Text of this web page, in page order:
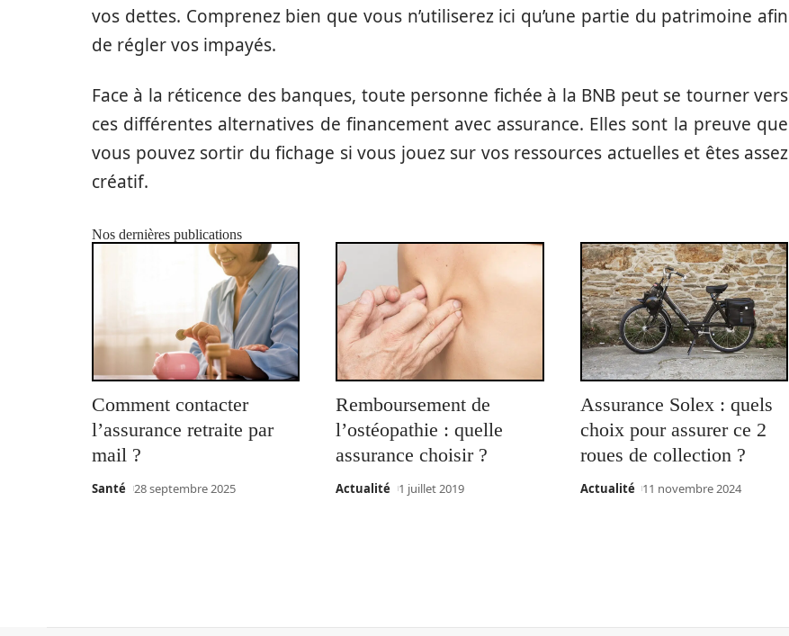
vos dettes. Comprenez bien que vous n’utiliserez ici qu’une partie du patrimoine afin
de régler vos impayés.
Face à la réticence des banques, toute personne fichée à la BNB peut se tourner vers
ces différentes alternatives de financement avec assurance. Elles sont la preuve que
vous pouvez sortir du fichage si vous jouez sur vos ressources actuelles et êtes assez
créatif.
Nos dernières publications
Comment contacter
l’assurance retraite par
mail ?
Santé 28 septembre 2025
Remboursement de
l’ostéopathie : quelle
assurance choisir ?
Actualité 1 juillet 2019
Assurance Solex : quels
choix pour assurer ce 2
roues de collection ?
Actualité 11 novembre 2024